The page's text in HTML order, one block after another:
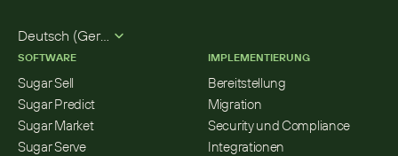
Deutsch (German)
SOFTWARE
Sugar Sell
Sugar Predict
Sugar Market
Sugar Serve
IMPLEMENTIERUNG
Bereitstellung
Migration
Security und Compliance
Integrationen